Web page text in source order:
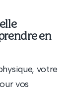
en
votre
vos